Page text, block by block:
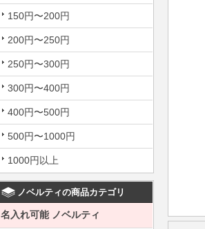
150円〜200円
200円〜250円
250円〜300円
300円〜400円
400円〜500円
500円〜1000円
1000円以上
ノベルティの商品カテゴリ
名入れ可能 ノベルティ